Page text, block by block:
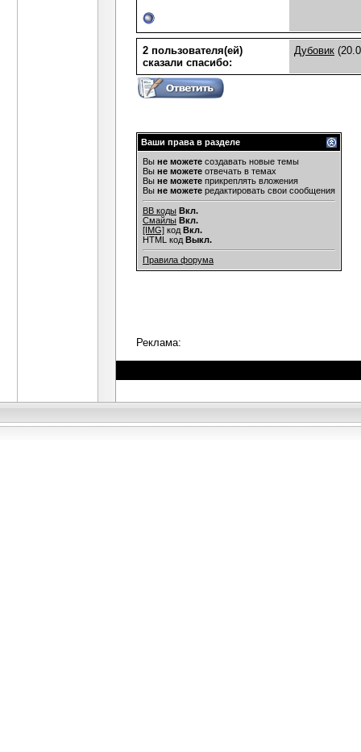
2 пользователя(ей)
сказали cпасибо:
Дубовик
Ваши права в разделе
Вы не можете создавать новые темы
Вы не можете отвечать в темах
Вы не можете прикреплять вложения
Вы не можете редактировать свои сообщения
BB коды Вкл.
Смайлы Вкл.
[IMG] код Вкл.
HTML код Выкл.
Правила форума
Реклама: